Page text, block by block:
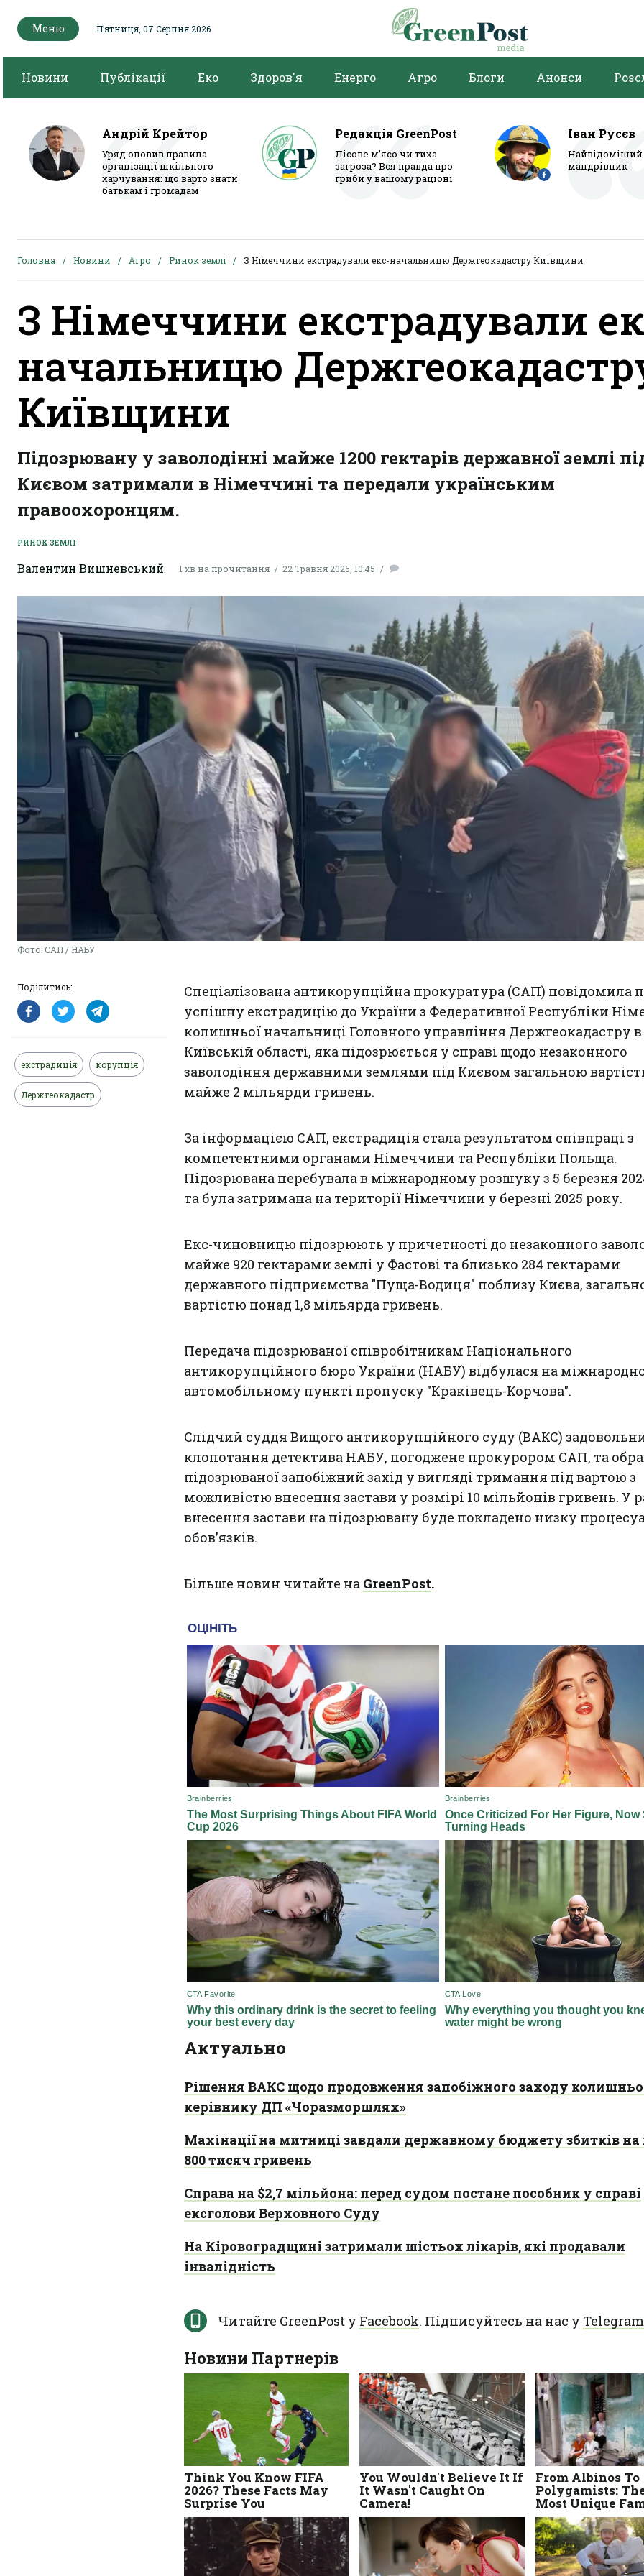
Меню Пʼятниця, 07 Серпня 2026
Новини Публікації Еко Здоров'я Енерго Агро Блоги Анонси
Андрій Крейтор
Уряд оновив правила
організації шкільного
харчування: що варто знати
батькам і громадам
Редакція GreenPost
Лісове м’ясо чи тиха
загроза? Вся правда про
гриби у вашому раціоні
Іван Русєв
мандрівник
Головна Новини Агро Ринок землі З Німеччини екстрадували екс-начальницю Держгеокадастру Київщини
З Німеччини екстрадували
начальницю
Київщини
Підозрювану у заволодінні майже 1200 гектарів державної землі
Києвом затримали в Німеччині та передали українським
правоохоронцям.
РИНОК ЗЕМЛІ
Валентин Вишневський 1 хв на прочитання 22 Травня 2025, 10:45
Фото: САП / НАБУ
Поділитись:
екстрадиція корупція
Держгеокадастр
Спеціалізована антикорупційна прокуратура (САП) повідомила
успішну екстрадицію до України з Федеративної Республіки
колишньої начальниці Головного управління Держгеокадастру в
Київській області, яка підозрюється у справі щодо незаконного
заволодіння державними землями під Києвом загальною
майже 2 мільярди гривень.
За інформацією САП, екстрадиція стала результатом співпраці з
компетентними органами Німеччини та Республіки Польща.
Підозрювана перебувала в міжнародному розшуку з 5 березня
та була затримана на території Німеччини у березні 2025 року.
Екс-чиновницю підозрюють у причетності до незаконного
майже 920 гектарами землі у Фастові та близько 284 гектарами
державного підприємства "Пуща-Водиця" поблизу Києва,
вартістю понад 1,8 мільярда гривень.
Передача підозрюваної співробітникам Національного
антикорупційного бюро України (НАБУ) відбулася на
автомобільному пункті пропуску "Краківець-Корчова".
Слідчий суддя Вищого антикорупційного суду (ВАКС)
клопотання детектива НАБУ, погоджене прокурором САП, та
підозрюваної запобіжний захід у вигляді тримання під вартою з
можливістю внесення застави у розмірі 10 мільйонів гривень. У
внесення застави на підозрювану буде покладено низку
обов’язків.
Більше новин читайте на GreenPost.
Актуально
Рішення ВАКС щодо продовження запобіжного заходу
керівнику ДП «Чоразморшлях»
Махінації на митниці завдали державному бюджету збитків
800 тисяч гривень
Справа на $2,7 мільйона: перед судом постане пособник у справі
ексголови Верховного Суду
На Кіровоградщині затримали шістьох лікарів, які продавали
інвалідність
Читайте GreenPost у Facebook. Підписуйтесь на нас у Telegram